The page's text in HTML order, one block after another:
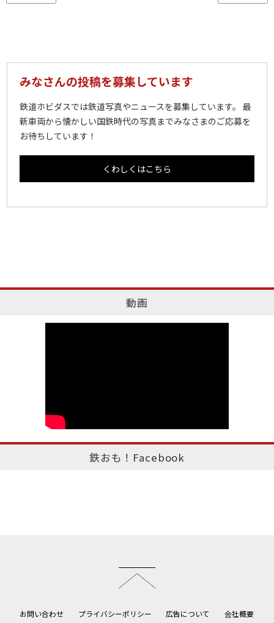
みなさんの投稿を募集しています
鉄道ホビダスでは鉄道写真やニュースを募集しています。 最
新車両から懐かしい国鉄時代の写真までみなさまのご応募を
お待ちしています！
くわしくはこちら
動画
鉄おも！Facebook
お問い合わせ プライバシーポリシー 広告について 会社概要